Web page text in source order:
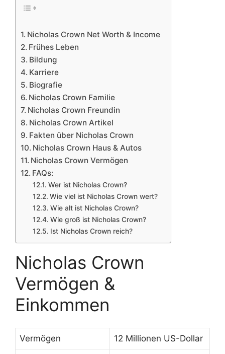
Nicholas Crown Net Worth & Income
Frühes Leben
Bildung
Karriere
Biografie
Nicholas Crown Familie
Nicholas Crown Freundin
Nicholas Crown Artikel
Fakten über Nicholas Crown
Nicholas Crown Haus & Autos
Nicholas Crown Vermögen
FAQs:
Wer ist Nicholas Crown?
Wie viel ist Nicholas Crown wert?
Wie alt ist Nicholas Crown?
Wie groß ist Nicholas Crown?
Ist Nicholas Crown reich?
Nicholas Crown
Vermögen &
Einkommen
Vermögen 12 Millionen US-Dollar